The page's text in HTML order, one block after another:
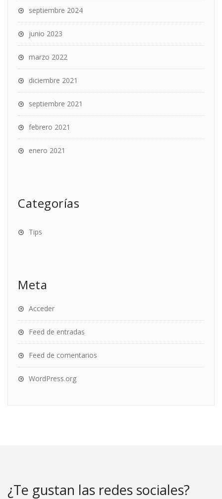
septiembre 2024
junio 2023
marzo 2022
diciembre 2021
septiembre 2021
febrero 2021
enero 2021
Categorías
Tips
Meta
Acceder
Feed de entradas
Feed de comentarios
WordPress.org
¿Te gustan las redes sociales?